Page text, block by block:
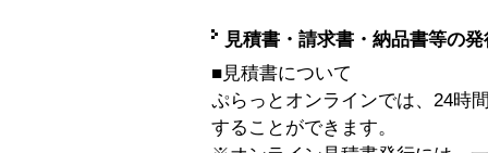
見積書・請求書・納品書等の
■見積書について
ぷらっとオンラインでは、24時
することができます。